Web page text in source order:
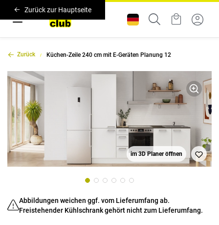
Zurück zur Hauptseite
Zurück Küchen-Zeile 240 cm mit E-Geräten Planung 12
im 3D Planer öffnen
Abbildungen weichen ggf. vom Lieferumfang ab.
Freistehender Kühlschrank gehört nicht zum Lieferumfang.